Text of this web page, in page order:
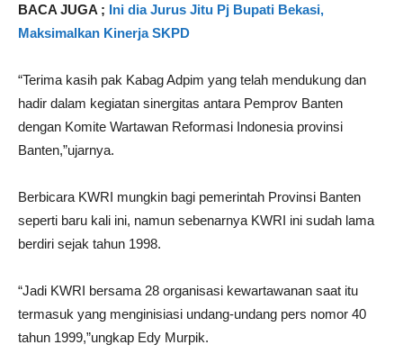
BACA JUGA ; Ini dia Jurus Jitu Pj Bupati Bekasi,
Maksimalkan Kinerja SKPD
“Terima kasih pak Kabag Adpim yang telah mendukung dan
hadir dalam kegiatan sinergitas antara Pemprov Banten
dengan Komite Wartawan Reformasi Indonesia provinsi
Banten,”ujarnya.
Berbicara KWRI mungkin bagi pemerintah Provinsi Banten
seperti baru kali ini, namun sebenarnya KWRI ini sudah lama
berdiri sejak tahun 1998.
“Jadi KWRI bersama 28 organisasi kewartawanan saat itu
termasuk yang menginisiasi undang-undang pers nomor 40
tahun 1999,”ungkap Edy Murpik.